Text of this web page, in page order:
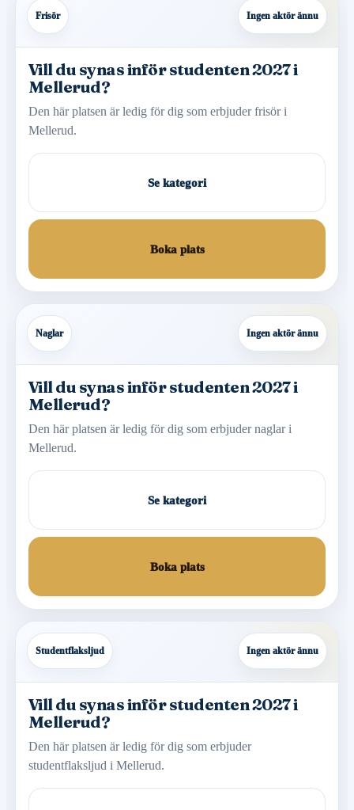
Frisör Ingen aktör ännu
Vill du synas inför studenten 2027 i
Mellerud?
Den här platsen är ledig för dig som erbjuder frisör i
Mellerud.
Se kategori
Boka plats
Naglar Ingen aktör ännu
Vill du synas inför studenten 2027 i
Mellerud?
Den här platsen är ledig för dig som erbjuder naglar i
Mellerud.
Se kategori
Boka plats
Studentflaksljud Ingen aktör ännu
Vill du synas inför studenten 2027 i
Mellerud?
Den här platsen är ledig för dig som erbjuder
studentflaksljud i Mellerud.